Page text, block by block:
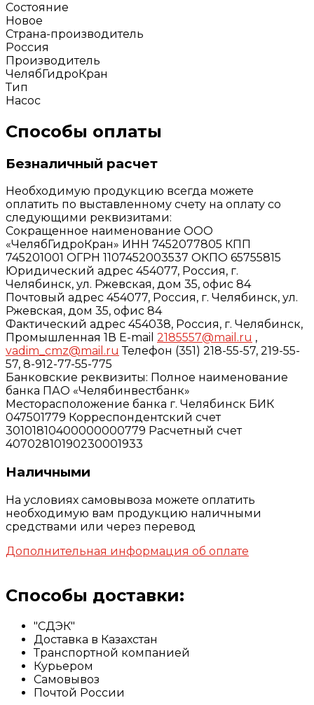
Состояние
Новое
Страна-производитель
Россия
Производитель
ЧелябГидроКран
Тип
Насос
Способы оплаты
Безналичный расчет
Необходимую продукцию всегда можете
оплатить по выставленному счету на оплату со
следующими реквизитами:
Сокращенное наименование ООО
«ЧелябГидроКран» ИНН 7452077805 КПП
745201001 ОГРН 1107452003537 ОКПО 65755815
Юридический адрес 454077, Россия, г.
Челябинск, ул. Ржевская, дом 35, офис 84
Почтовый адрес 454077, Россия, г. Челябинск, ул.
Ржевская, дом 35, офис 84
Фактический адрес 454038, Россия, г. Челябинск,
Промышленная 1В E-mail 2185557@mail.ru ,
vadim_cmz@mail.ru Телефон (351) 218-55-57, 219-55-
57, 8-912-77-55-775
Банковские реквизиты: Полное наименование
банка ПАО «Челябинвестбанк»
Месторасположение банка г. Челябинск БИК
047501779 Корреспондентский счет
30101810400000000779 Расчетный счет
40702810190230001933
Наличными
На условиях самовывоза можете оплатить
необходимую вам продукцию наличными
средствами или через перевод
Дополнительная информация об оплате
Способы доставки:
"СДЭК"
Доставка в Казахстан
Транспортной компанией
Курьером
Самовывоз
Почтой России